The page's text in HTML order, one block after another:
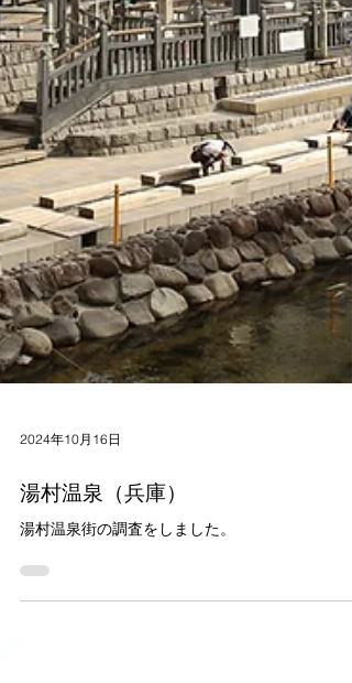
湯村温泉（兵庫）
湯村温泉街の調査をしました。